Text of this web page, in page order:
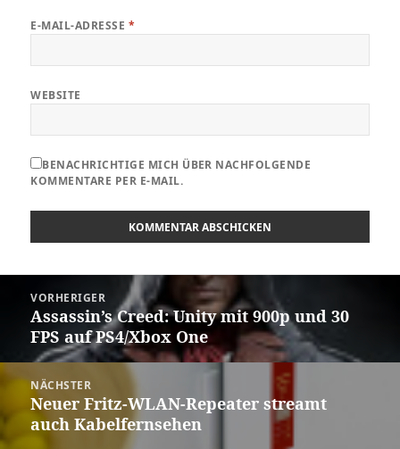
E-MAIL-ADRESSE *
WEBSITE
BENACHRICHTIGE MICH ÜBER NACHFOLGENDE
KOMMENTARE PER E-MAIL.
VORHERIGER
Vorheriger
Beitrag:
Assassin’s Creed: Unity mit 900p und 30
FPS auf PS4/Xbox One
NÄCHSTER
Nächster
Beitrag:
Neuer Fritz-WLAN-Repeater streamt
auch Kabelfernsehen